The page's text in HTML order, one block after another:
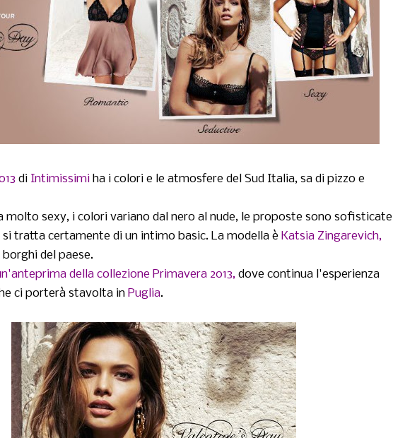
di Intimissimi ha i colori e le atmosfere del Sud Italia, sa di pizzo e
molto sexy, i colori variano dal nero al nude, le proposte sono sofisticate
tratta certamente di un intimo basic. La modella è Katsia Zingarevich,
del paese.
della collezione Primavera 2013, dove continua l'esperienza
ci porterà stavolta in Puglia.